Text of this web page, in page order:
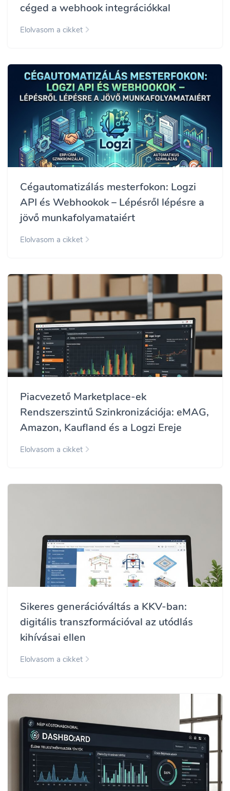
céged a webhook integrációkkal
Elolvasom a cikket
Cégautomatizálás mesterfokon: Logzi
API és Webhookok – Lépésről lépésre a
jövő munkafolyamataiért
Elolvasom a cikket
Piacvezető Marketplace-ek
Rendszerszintű Szinkronizációja: eMAG,
Amazon, Kaufland és a Logzi Ereje
Elolvasom a cikket
Sikeres generációváltás a KKV-ban:
digitális transzformációval az utódlás
kihívásai ellen
Elolvasom a cikket